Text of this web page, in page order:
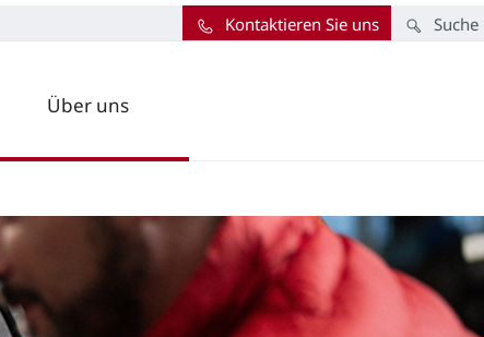
Über uns
Suche
Kontaktieren Sie uns